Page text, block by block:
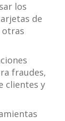
los
de
otras
fraudes,
clientes y